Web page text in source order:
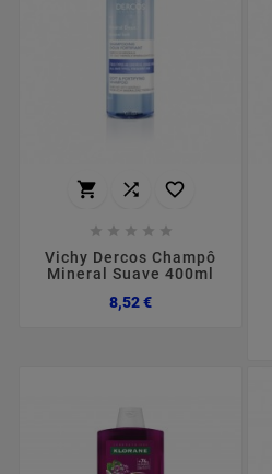
  
    
Vichy Dercos Champô
Mineral Suave 400ml
8,52 €Preço